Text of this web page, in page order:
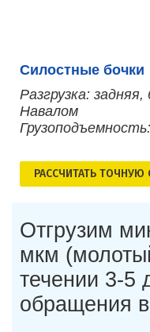
Силостные бочки
Разгрузка: задняя,
Навалом
РАСCЧИТАТЬ
Отгрузим
мкм
течении 3-5
обращения